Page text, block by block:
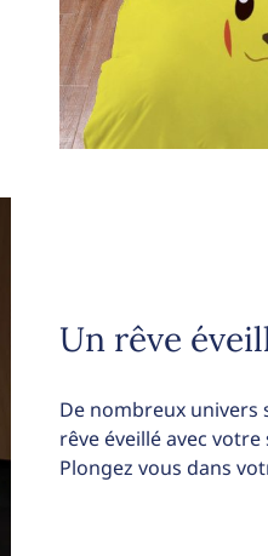
Un rêve
De nombreux univers
rêve éveillé avec
Plongez vous dans